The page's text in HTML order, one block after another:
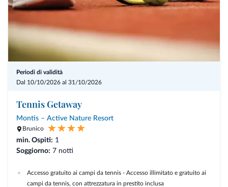
Periodi di validità
Dal 10/10/2026 al 31/10/2026
Tennis Getaway
Montis – Active Nature Resort
Brunico
min. Ospiti: 1
Soggiorno: 7 notti
Accesso gratuito ai campi da tennis - Accesso illimitato e gratuito ai
campi da tennis, con attrezzatura in prestito inclusa